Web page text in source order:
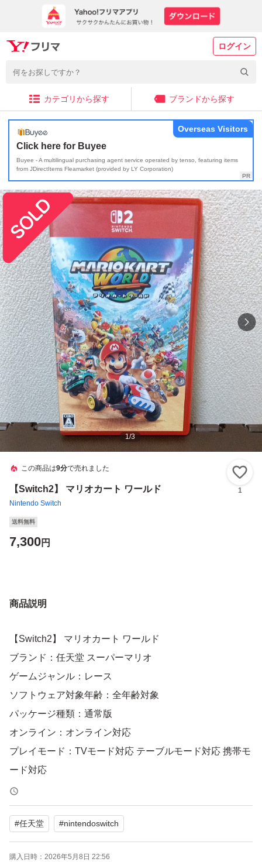
ログイン
カテゴリから探す ブランドから探す
Click here for Buyee
Buyee - A multilingual purchasing agent service operated by tenso, featuring items
from JDirectItems Fleamarket (provided by LY Corporation)
Overseas Visitors
1/3
この商品は9分で売れました
【Switch2】 マリオカート ワールド
Nintendo Switch
1
送料無料
7,300円
商品説明
【Switch2】 マリオカート ワールド
ブランド：任天堂 スーパーマリオ
ゲームジャンル：レース
ソフトウェア対象年齢：全年齢対象
パッケージ種類：通常版
オンライン：オンライン対応
プレイモード：TVモード対応 テーブルモード対応 携帯モ
ード対応
携帯モードプレイ人数：1 人
#任天堂 #nintendoswitch
購入日時： 2026年5月8日 22:56